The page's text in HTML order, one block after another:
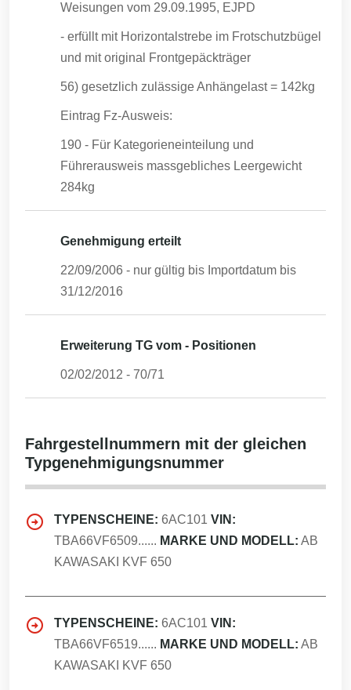
Weisungen vom 29.09.1995, EJPD
- erfüllt mit Horizontalstrebe im Frotschutzbügel
und mit original Frontgepäckträger
56) gesetzlich zulässige Anhängelast = 142kg
Eintrag Fz-Ausweis:
190 - Für Kategorieneinteilung und
Führerausweis massgebliches Leergewicht
284kg
Genehmigung erteilt
22/09/2006 - nur gültig bis Importdatum bis
31/12/2016
Erweiterung TG vom - Positionen
02/02/2012 - 70/71
Fahrgestellnummern mit der gleichen
Typgenehmigungsnummer
TYPENSCHEINE: 6AC101 VIN:
TBA66VF6509...... MARKE UND MODELL: AB
KAWASAKI KVF 650
TYPENSCHEINE: 6AC101 VIN:
TBA66VF6519...... MARKE UND MODELL: AB
KAWASAKI KVF 650